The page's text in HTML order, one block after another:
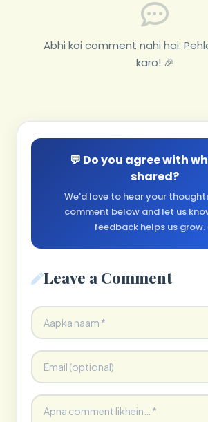
Abhi koi comment nahi hai.
karo! 🎉
💬 Do you agree with
shared?
We'd love to hear your
comment below and let us
feedback helps us grow.
Leave a Comment